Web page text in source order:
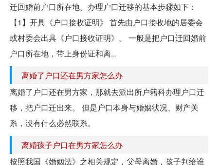
迁回婚前户口所在地。办理户口迁移的基本步骤如下：
【1】开具《户口接收证明》 首先由户口接收地的居委会
或村委会出具《户口接收证明》。 一般是把户口迁回婚前
户口所在地，带上身份证和离...
离婚了户口还在男方家怎么办
离婚了户口还在男方家，那就去派出所户籍科办理户口迁
移，把户口迁出来。 但是户口本身与婚姻状况、财产关
系，没有什么必然联系。
离婚孩子户口在男方家怎么办
按照我国《婚姻法》之相关规定，父母离婚，孩子判给谁